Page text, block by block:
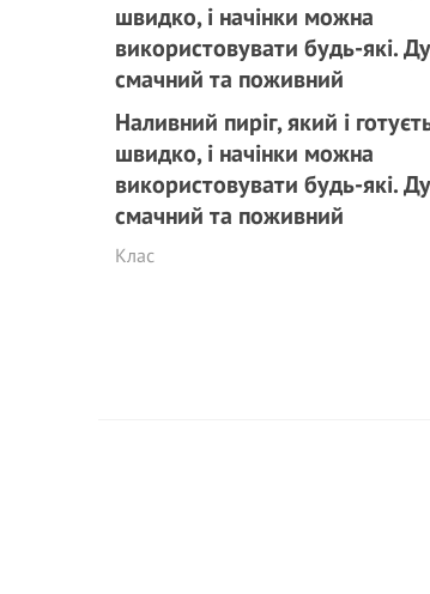
Наливний пиріг, який і
швидко, і начінки можна
використовувати будь-які.
смачний та поживний
Клас